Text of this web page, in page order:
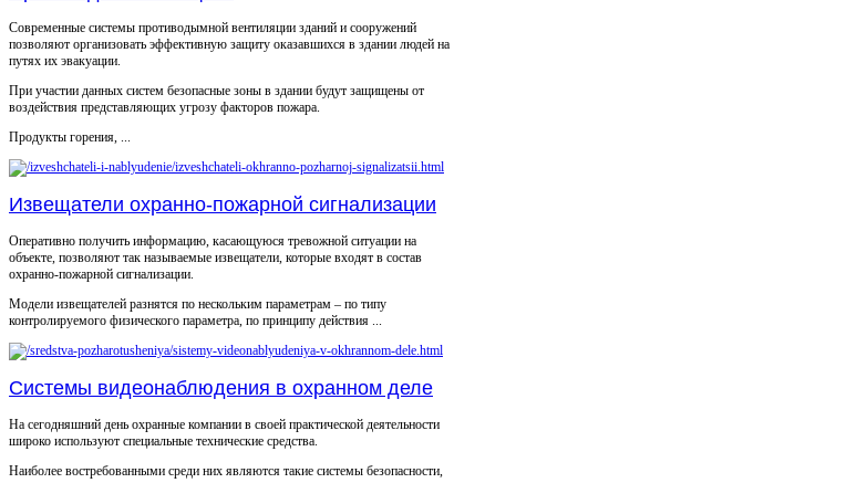
Современные системы противодымной вентиляции зданий и сооружений
позволяют организовать эффективную защиту оказавшихся в здании людей на
путях их эвакуации.
При участии данных систем безопасные зоны в здании будут защищены от
воздействия представляющих угрозу факторов пожара.
Продукты горения, ...
Извещатели охранно-пожарной сигнализации
Оперативно получить информацию, касающуюся тревожной ситуации на
объекте, позволяют так называемые извещатели, которые входят в состав
охранно-пожарной сигнализации.
Модели извещателей разнятся по нескольким параметрам – по типу
контролируемого физического параметра, по принципу действия ...
Системы видеонаблюдения в охранном деле
На сегодняшний день охранные компании в своей практической деятельности
широко используют специальные технические средства.
Наиболее востребованными среди них являются такие системы безопасности,